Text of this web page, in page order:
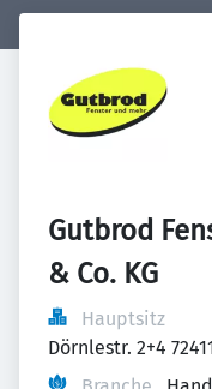
Gutbrod
& Co. KG
Hauptsitz
Dörnlestr. 2+4